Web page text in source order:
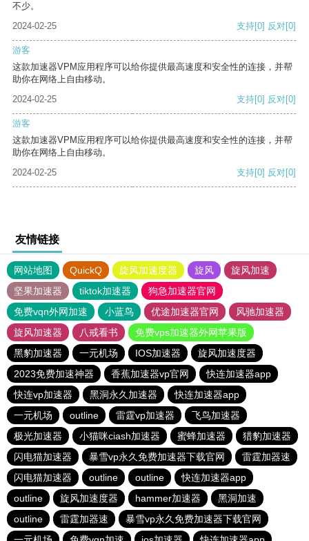
不少。
2024-02-25
支持[0] 反对[0]
游客
这款加速器VPM应用程序可以给你提供最高速度和安全性的连接，并帮
助你在网络上自由移动。
2024-02-25
支持[0] 反对[0]
游客
这款加速器VPM应用程序可以给你提供最高速度和安全性的连接，并帮
助你在网络上自由移动。
2024-02-25
支持[0] 反对[0]
友情链接
网站地图 QuickQ 旋风加速度器 旋风
旋风加速
坚果加速器
tiktok加速器
狗急加速器官网
免费vqn外网加速
小蓝鸟 优途加速器官网
风驰加速器
旋风加速器
八戒看书
免费vps加速器外网苹果版
黑豹加速器
一元机场 IOS加速器
旋风加速度器
2023免费加速神器
香蕉加速器vp官网
快连加速器app
快连vp加速器
黑洞永久加速器
快连加速器app
一元机场
outline 雷霆vp加速器
飞鸟加速器
极光加速器
小猫咪ciash加速器 蜜蜂加速器
猎豹加速器
闪电猫加速器
暴雪vp永久免费加速器下载官网
雷霆加器速
闪电猫加速器
outline outline
快连加速器app
outline
旋风加速度器 hammer加速器
黑洞加速
outline
雷霆加器速
暴雪vp永久免费加速器下载官网